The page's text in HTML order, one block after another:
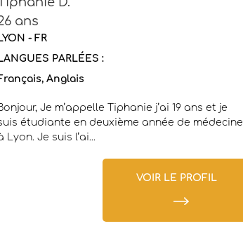
ans
- FR
PARLÉES :
Anglais
Je m’appelle Tiphanie j’ai 19 ans et je
étudiante en deuxième année de médecine
Lyon. Je suis l’ai...
VOIR LE PROFIL